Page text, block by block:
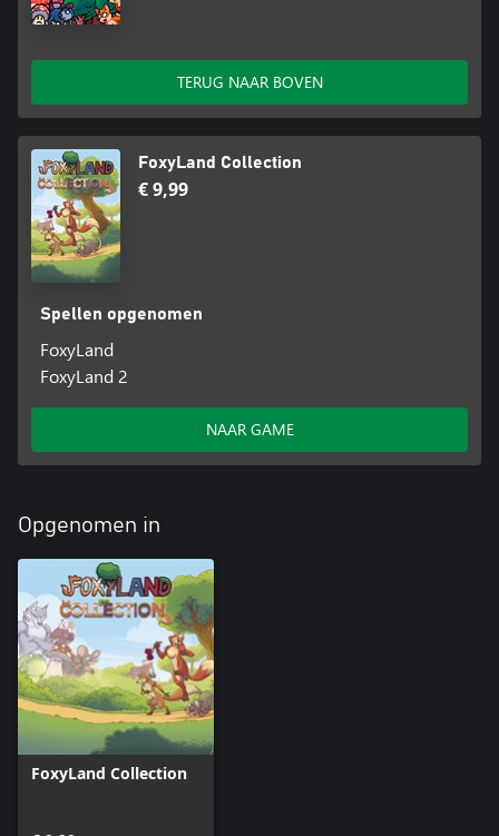
TERUG NAAR BOVEN
FoxyLand Collection
€ 9,99
Spellen opgenomen
FoxyLand
FoxyLand 2
NAAR GAME
Opgenomen in
FoxyLand Collection